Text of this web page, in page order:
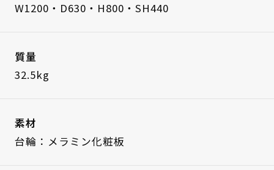
W1200・D630・H800・SH440
質量
32.5kg
素材
台輪：メラミン化粧板